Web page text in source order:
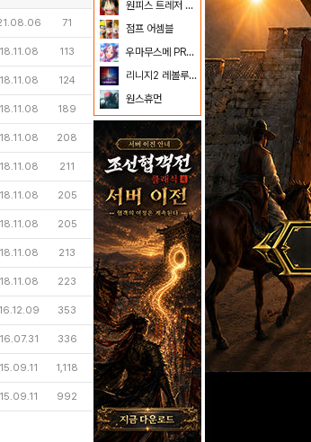
71
113
124
189
208
211
205
205
213
223
353
336
1,118
992
원피스 트레저 크루즈
점프 어셈블
우마무스메 PRETTY DERBY
리니지2 레볼루션
원스휴먼